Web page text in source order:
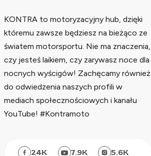
KONTRA to motoryzacyjny hub, dzięki
któremu zawsze będziesz na bieżąco ze
światem motorsportu. Nie ma znaczenia,
czy jesteś laikiem, czy zarywasz noce dla
nocnych wyścigów! Zachęcamy również
do odwiedzenia naszych profili w
mediach społecznościowych i kanału
YouTube! #Kontramoto
24K 7.9K 5.6K